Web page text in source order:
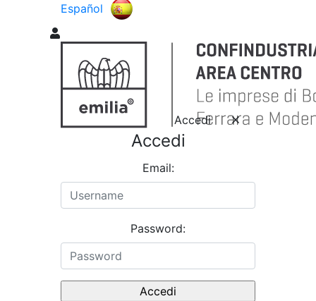
Español
Accedi
Accedi
Email:
Password: